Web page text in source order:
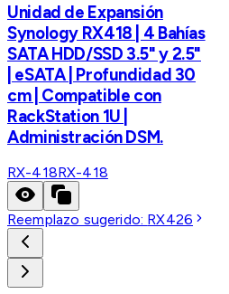
Unidad de Expansión
Synology RX418 | 4 Bahías
SATA HDD/SSD 3.5" y 2.5"
| eSATA | Profundidad 30
cm | Compatible con
RackStation 1U |
Administración DSM.
RX-418RX-418
Reemplazo sugerido: RX426